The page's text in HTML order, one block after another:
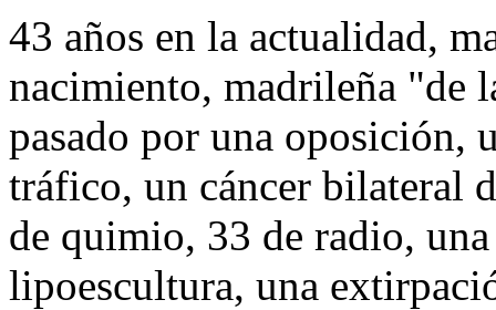
43 años en la actualidad,
nacimiento, madrileña "de
pasado por una oposición,
tráfico, un cáncer bilateral
de quimio, 33 de radio,
lipoescultura, una